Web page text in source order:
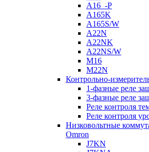
A16_-P
A165K
A165S/W
A22N
A22NK
A22NS/W
M16
M22N
Контрольно-
1-фазные реле
3-фазные реле
Реле контроля
Реле контроля
Низковольтные
Omron
J7KN